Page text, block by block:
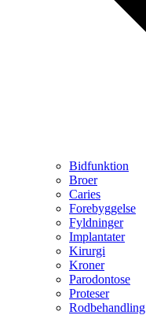
Bidfunktion
Broer
Caries
Forebyggelse
Fyldninger
Implantater
Kirurgi
Kroner
Parodontose
Proteser
Rodbehandling